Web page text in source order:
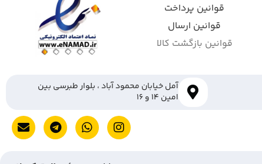
قوانین پرداخت
قوانین ارسال
قوانین بازگشت کالا
آمل خیابان محمود آباد ، بلوار طبرسی بین
امین ۱۴ و ۱۶